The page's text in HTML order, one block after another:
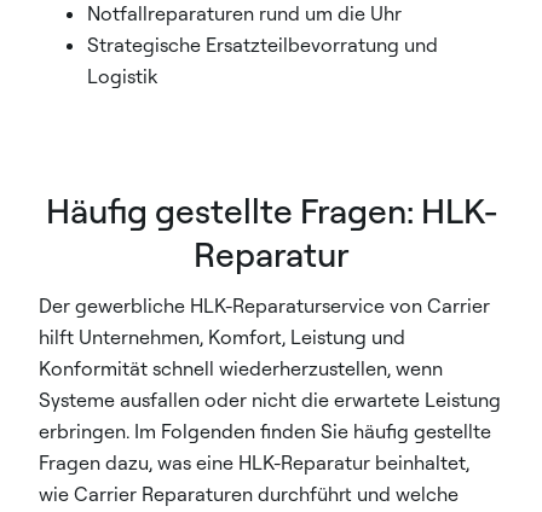
Notfallreparaturen rund um die Uhr
Strategische Ersatzteilbevorratung und
Logistik
Häufig gestellte Fragen: HLK-
Reparatur
Der gewerbliche HLK-Reparaturservice von Carrier
hilft Unternehmen, Komfort, Leistung und
Konformität schnell wiederherzustellen, wenn
Systeme ausfallen oder nicht die erwartete Leistung
erbringen. Im Folgenden finden Sie häufig gestellte
Fragen dazu, was eine HLK-Reparatur beinhaltet,
wie Carrier Reparaturen durchführt und welche